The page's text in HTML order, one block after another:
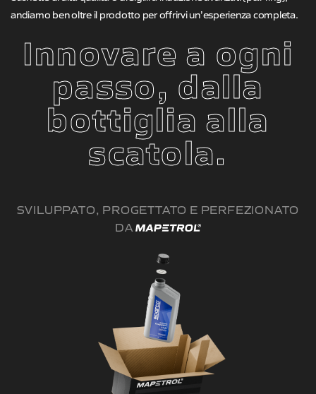
andiamo ben oltre il prodotto per offrirvi un’esperienza completa.
​Innovare a ogni
passo, dalla
bottiglia alla
scatola.
SVILUPPATO, PROGETTATO E PERFEZIONATO
DA